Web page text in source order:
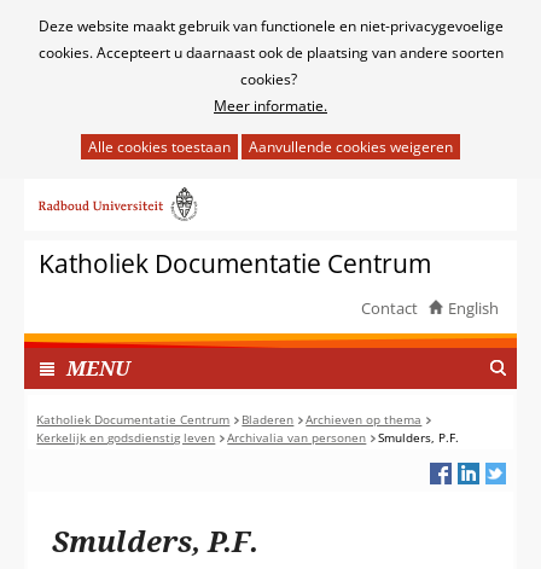
Cookies
Deze website maakt gebruik van functionele en niet-privacygevoelige
cookies. Accepteert u daarnaast ook de plaatsing van andere soorten
cookies?
Meer informatie.
het
van
cookies
deze
website
worden
toegestaan
of
naar
inhoudKatholiek Documentatie Centrum
Contact English
MENUI
N
G
E
P
Katholiek Documentatie Centrum Bladeren
Archieven op thema
Kerkelijk en godsdienstig leven
Archivalia van personen Smulders, P.F.
Smulders, P.F.